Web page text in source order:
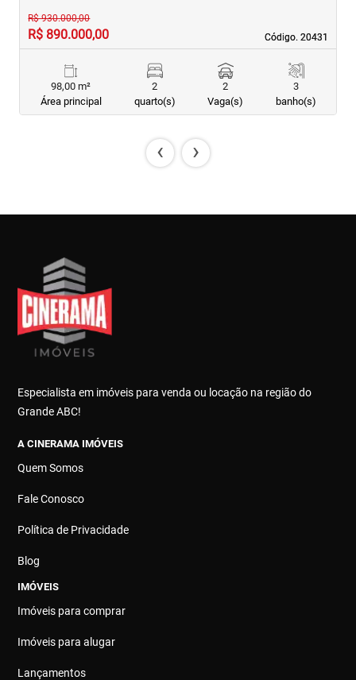
Código. 20431
Código. 20431
R$ 930.000,00
R$ 890.000,00
98,00 m²
Área principal
2
quarto(s)
2
Vaga(s)
3
banho(s)
‹ ›
Especialista em imóveis para venda ou locação na região do
Grande ABC!
A CINERAMA IMÓVEIS
Quem Somos
Fale Conosco
Política de Privacidade
Blog
IMÓVEIS
Imóveis para comprar
Imóveis para alugar
Lançamentos